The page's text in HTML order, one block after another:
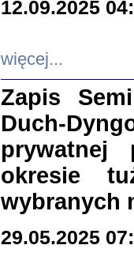
12.09.2025
więcej...
Zapis
Duch-
prywatnej
okresie
wybranych
29.05.2025